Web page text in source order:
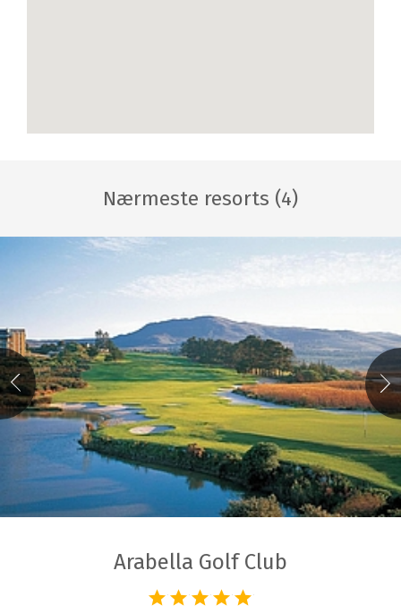
Nærmeste resorts (4)
Arabella Golf Club